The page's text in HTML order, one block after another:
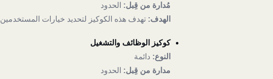
مُدارة من قِبل: الحدود
الهدف: تهدف هذه الكوكيز لتحديد خيارات
كوكيز الوظائف والتشغيل
النوع: دائمة
مدارة من قِبل: الحدود